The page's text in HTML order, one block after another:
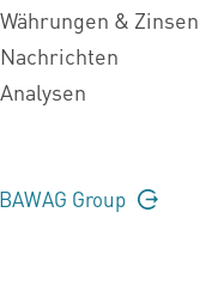
Währungen & Zinsen
Nachrichten
Analysen
BAWAG Group